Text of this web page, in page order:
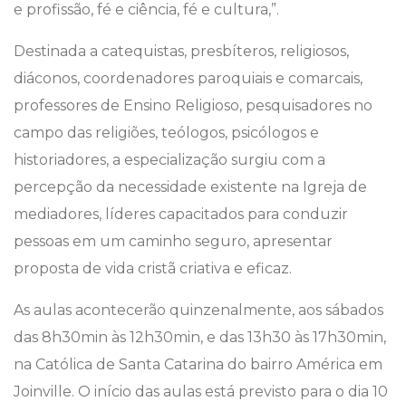
e profissão, fé e ciência, fé e cultura,”.
Destinada a catequistas, presbíteros, religiosos,
diáconos, coordenadores paroquiais e comarcais,
professores de Ensino Religioso, pesquisadores no
campo das religiões, teólogos, psicólogos e
historiadores, a especialização surgiu com a
percepção da necessidade existente na Igreja de
mediadores, líderes capacitados para conduzir
pessoas em um caminho seguro, apresentar
proposta de vida cristã criativa e eficaz.
As aulas acontecerão quinzenalmente, aos sábados
das 8h30min às 12h30min, e das 13h30 às 17h30min,
na Católica de Santa Catarina do bairro América em
Joinville. O início das aulas está previsto para o dia 10